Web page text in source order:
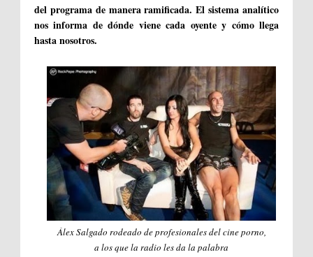
del programa de manera ramificada. El sistema analítico
nos informa de dónde viene cada oyente y cómo llega
hasta nosotros.
Álex Salgado rodeado de profesionales del cine porno,
a los que la radio les da la palabra